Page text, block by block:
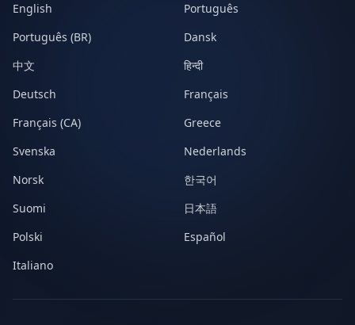
English
Português
Português (BR)
Dansk
中文
हिन्दी
Deutsch
Français
Français (CA)
Greece
Svenska
Nederlands
Norsk
한국어
Suomi
日本語
Polski
Español
Italiano